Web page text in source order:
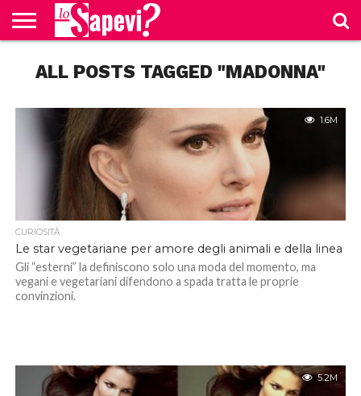
BENESSERE
GOSSIP
PRODOTTI
AMAZON
NEWS
CASA E
CUCINA
ALL POSTS TAGGED "MADONNA"
1.6M
CURIOSITÀ
Le star vegetariane per amore degli animali e della linea
Gli “esterni” la definiscono solo una moda del momento, ma
vegani e vegetariani difendono a spada tratta le proprie
convinzioni.
5.2M